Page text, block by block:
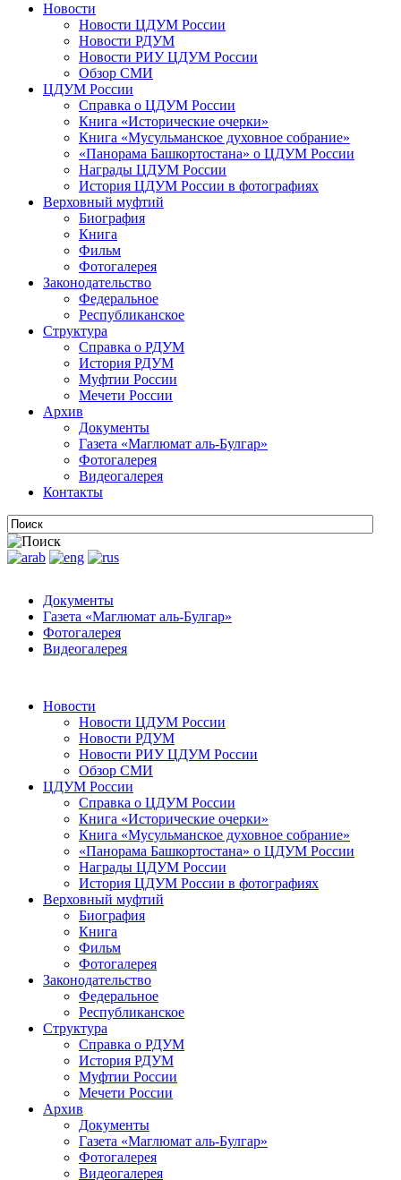
Новости
Новости ЦДУМ России
Новости РДУМ
Новости РИУ ЦДУМ России
Обзор СМИ
ЦДУМ России
Справка о ЦДУМ России
Книга «Исторические очерки»
Книга «Мусульманское духовное собрание»
«Панорама Башкортостана» о ЦДУМ России
Награды ЦДУМ России
История ЦДУМ России в фотографиях
Верховный муфтий
Биография
Книга
Фильм
Фотогалерея
Законодательство
Федеральное
Республиканское
Структура
Справка о РДУМ
История РДУМ
Муфтии России
Мечети России
Архив
Документы
Газета «Маглюмат аль-Булгар»
Фотогалерея
Видеогалерея
Контакты
Документы
Газета «Маглюмат аль-Булгар»
Фотогалерея
Видеогалерея
Новости
Новости ЦДУМ России
Новости РДУМ
Новости РИУ ЦДУМ России
Обзор СМИ
ЦДУМ России
Справка о ЦДУМ России
Книга «Исторические очерки»
Книга «Мусульманское духовное собрание»
«Панорама Башкортостана» о ЦДУМ России
Награды ЦДУМ России
История ЦДУМ России в фотографиях
Верховный муфтий
Биография
Книга
Фильм
Фотогалерея
Законодательство
Федеральное
Республиканское
Структура
Справка о РДУМ
История РДУМ
Муфтии России
Мечети России
Архив
Документы
Газета «Маглюмат аль-Булгар»
Фотогалерея
Видеогалерея